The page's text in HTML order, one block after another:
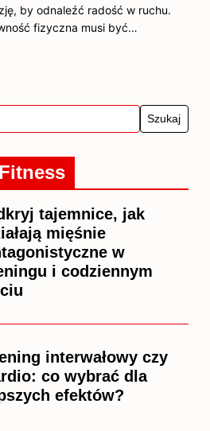
by odnaleźć radość w ruchu.
fizyczna musi być…
Fitness
tajemnice, jak
mięśnie
w
i codziennym
interwałowy czy
co wybrać dla
efektów?